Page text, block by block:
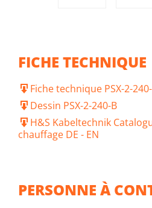
FICHE TECHNIQUE
Fiche technique PSX-2-
Dessin PSX-2-240-B
H&S Kabeltechnik
chauffage DE - EN
PERSONNE À